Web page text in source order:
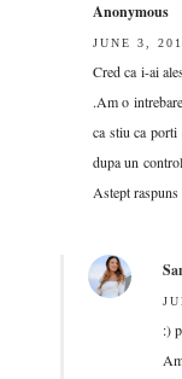
Anonymous
JUNE 3,
Cred ca i-ai
.Am o
ca stiu ca porti
dupa un
Astept raspuns
:)